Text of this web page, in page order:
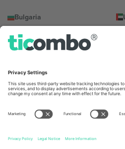
Bulgaria
Totleben 53-55, 1606 Sofia,
Bulgaria
Mexico
Av Chapultepec 360, Roma
Norte, Cuauhtémoc, 06700
Ciudad de México, CDMX,
Mexico
პლატფორმის პროვაიდერის